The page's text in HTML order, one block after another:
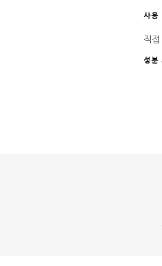
사용
직
성분